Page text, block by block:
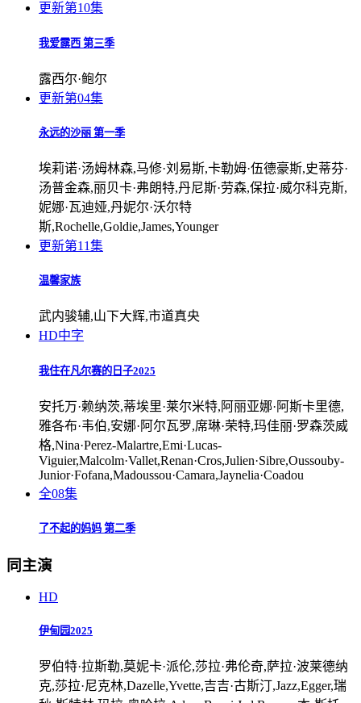
更新第10集
我爱露西 第三季
露西尔·鲍尔
更新第04集
永远的沙丽 第一季
埃莉诺·汤姆林森,马修·刘易斯,卡勒姆·伍德豪斯,史蒂芬·
汤普金森,丽贝卡·弗朗特,丹尼斯·劳森,保拉·威尔科克斯,
妮娜·瓦迪娅,丹妮尔·沃尔特
斯,Rochelle,Goldie,James,Younger
更新第11集
温馨家族
武内骏辅,山下大辉,市道真央
HD中字
我住在凡尔赛的日子2025
安托万·赖纳茨,蒂埃里·莱尔米特,阿丽亚娜·阿斯卡里德,
雅各布·韦伯,安娜·阿尔瓦罗,席琳·荣特,玛佳丽·罗森茨威
格,Nina·Perez-Malartre,Emi·Lucas-
Viguier,Malcolm·Vallet,Renan·Cros,Julien·Sibre,Oussouby-
Junior·Fofana,Madoussou·Camara,Jaynelia·Coadou
全08集
了不起的妈妈 第二季
同主演
HD
伊甸园2025
罗伯特·拉斯勒,莫妮卡·派伦,莎拉·弗伦奇,萨拉·波莱德纳
克,莎拉·尼克林,Dazelle,Yvette,吉吉·古斯汀,Jazz,Egger,瑞